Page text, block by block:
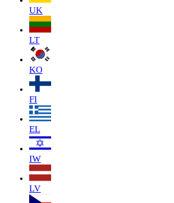
UK
LT
KO
FI
EL
IW
LV